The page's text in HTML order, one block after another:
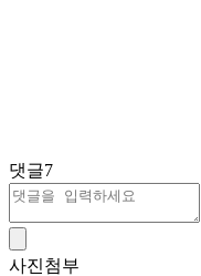
댓글7
사진첨부